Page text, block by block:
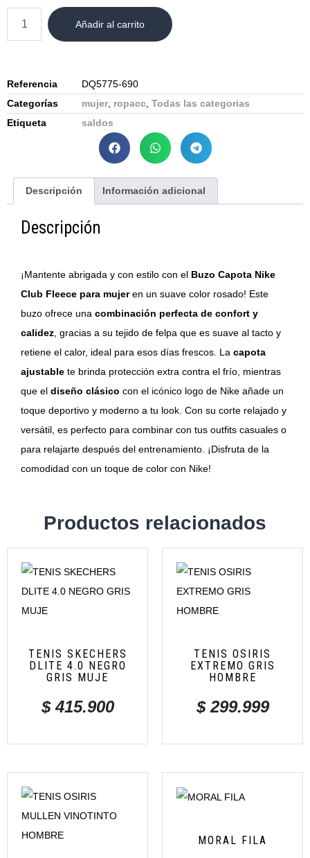
Añadir al carrito
Referencia
DQ5775-690
Categorías
mujer, ropacc, Todas las categorias
Etiqueta
saldos
Descripción Información adicional
Descripción
¡Mantente abrigada y con estilo con el Buzo Capota Nike
Club Fleece para mujeren un suave color rosado! Este
buzo ofrece una combinación perfecta de confort y
calidez , gracias a su tejido de felpa que es suave al tacto y
retiene el calor, ideal para esos días frescos. La capota
ajustable te brinda protección extra contra el frío, mientras
que el diseño clásico con el icónico logo de Nike añade un
toque deportivo y moderno a tu look. Con su corte relajado y
versátil, es perfecto para combinar con tus outfits casuales o
para relajarte después del entrenamiento. ¡Disfruta de la
comodidad con un toque de color con Nike!
Productos relacionados
TENIS SKECHERS
DLITE 4.0 NEGRO
GRIS MUJE
$415.900
TENIS OSIRIS
EXTREMO GRIS
HOMBRE
$299.999
MORAL FILA